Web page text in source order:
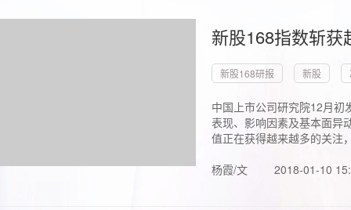
新股168指数斩
新股168研报 新股
中国上市公司研究院12月初
表现、影响因素及基本面异
值正在获得越来越多的关注
杨霞/文
2018-01-10